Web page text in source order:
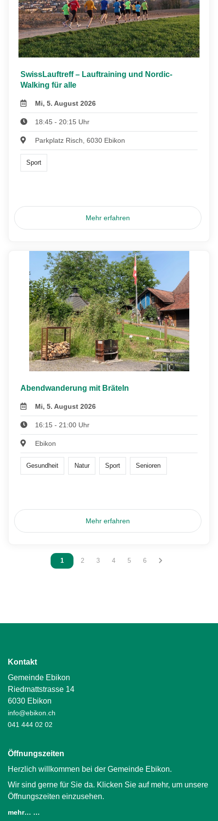
SwissLauftreff – Lauftraining und Nordic-
Walking für alle
Mi, 5. August 2026
18:45 - 20:15 Uhr
Parkplatz Risch, 6030 Ebikon
Sport
Mehr erfahren
Abendwanderung mit Bräteln
Mi, 5. August 2026
16:15 - 21:00 Uhr
Ebikon
Gesundheit Natur Sport Senioren
Mehr erfahren
Vous êtes sur la page
1 Vous êtes sur la page
2 Vous êtes sur la page
3 Vous êtes sur la page
4 Vous êtes sur la page
5 Vous êtes sur la page
6
Kontakt
Gemeinde Ebikon
Riedmattstrasse 14
6030 Ebikon
info@ebikon.ch
041 444 02 02
Öffnungszeiten
Herzlich willkommen bei der Gemeinde Ebikon.
Wir sind gerne für Sie da. Klicken Sie auf mehr, um unsere
Öffnungszeiten einzusehen.
mehr… …